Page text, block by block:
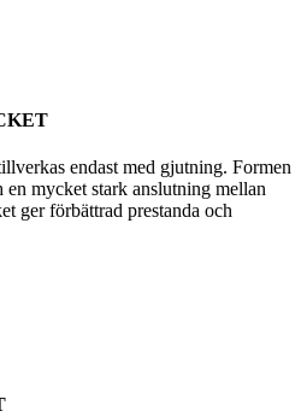
endast med gjutning. Formen
en mycket stark anslutning mellan
ger förbättrad prestanda och